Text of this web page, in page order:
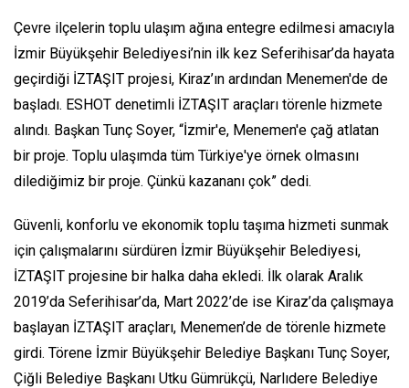
Çevre ilçelerin toplu ulaşım ağına entegre edilmesi amacıyla
İzmir Büyükşehir Belediyesi’nin ilk kez Seferihisar’da hayata
geçirdiği İZTAŞIT projesi, Kiraz’ın ardından Menemen'de de
başladı. ESHOT denetimli İZTAŞIT araçları törenle hizmete
alındı. Başkan Tunç Soyer, “İzmir'e, Menemen'e çağ atlatan
bir proje. Toplu ulaşımda tüm Türkiye'ye örnek olmasını
dilediğimiz bir proje. Çünkü kazananı çok” dedi.
Güvenli, konforlu ve ekonomik toplu taşıma hizmeti sunmak
için çalışmalarını sürdüren İzmir Büyükşehir Belediyesi,
İZTAŞIT projesine bir halka daha ekledi. İlk olarak Aralık
2019’da Seferihisar’da, Mart 2022’de ise Kiraz’da çalışmaya
başlayan İZTAŞIT araçları, Menemen’de de törenle hizmete
girdi. Törene İzmir Büyükşehir Belediye Başkanı Tunç Soyer,
Çiğli Belediye Başkanı Utku Gümrükçü, Narlıdere Belediye